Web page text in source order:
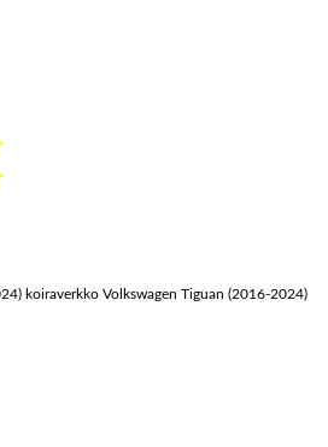
Volkswagen Tiguan (2016-2024)